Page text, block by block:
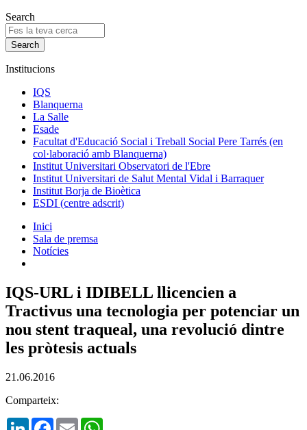
Search
Institucions
IQS
Blanquerna
La Salle
Esade
Facultat d'Educació Social i Treball Social Pere Tarrés (en
col·laboració amb Blanquerna)
Institut Universitari Observatori de l'Ebre
Institut Universitari de Salut Mental Vidal i Barraquer
Institut Borja de Bioètica
ESDI (centre adscrit)
Inici
Sala de premsa
Notícies
IQS-URL i IDIBELL llicencien a
Tractivus una tecnologia per potenciar un
nou stent traqueal, una revolució dintre
les pròtesis actuals
21.06.2016
Comparteix:
LinkedInFacebook
Email